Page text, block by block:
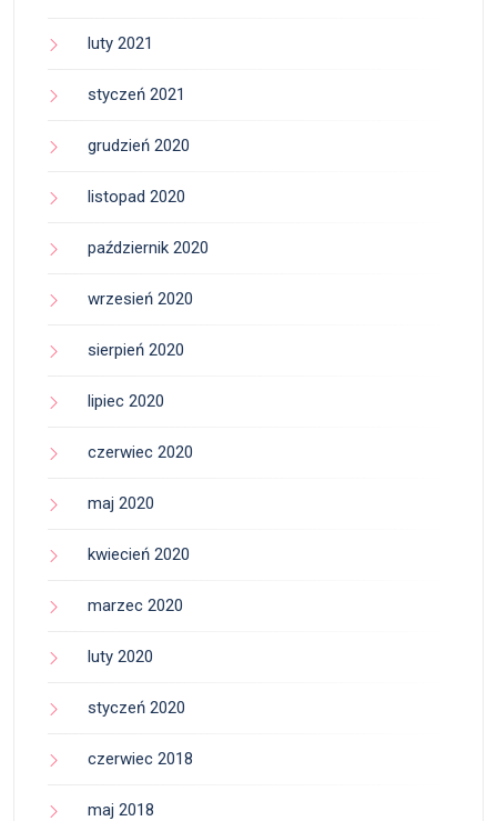
luty 2021
styczeń 2021
grudzień 2020
listopad 2020
październik 2020
wrzesień 2020
sierpień 2020
lipiec 2020
czerwiec 2020
maj 2020
kwiecień 2020
marzec 2020
luty 2020
styczeń 2020
czerwiec 2018
maj 2018